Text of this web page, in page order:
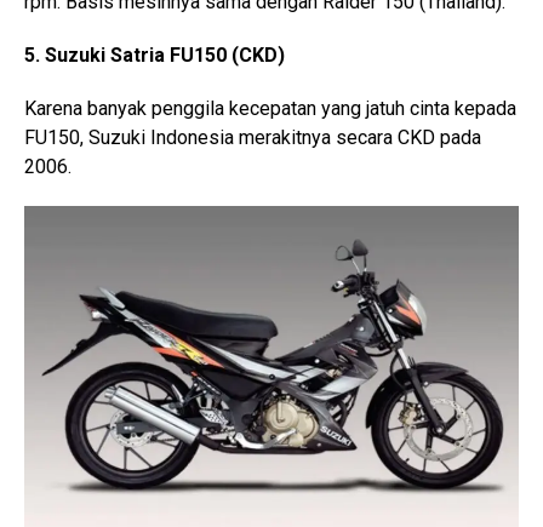
5. Suzuki Satria FU150 (CKD)
Karena banyak penggila kecepatan yang jatuh cinta kepada
FU150, Suzuki Indonesia merakitnya secara CKD pada
2006.